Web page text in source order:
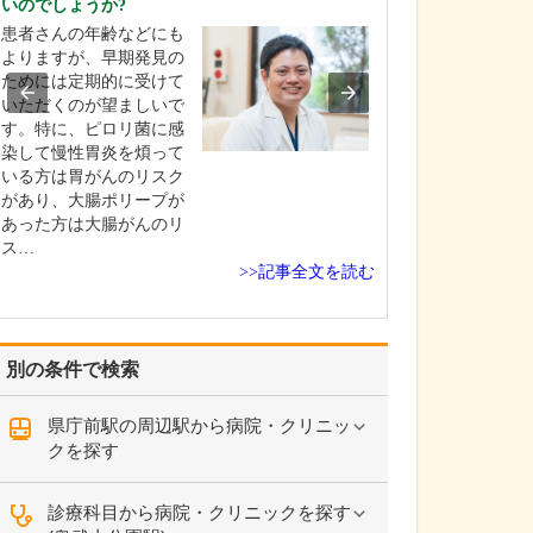
別の条件で検索
県庁前駅の周辺駅から病院・クリニッ
クを探す
診療科目から病院・クリニックを探す
いのでしょうか?
患者さんの年齢などにも
よりますが、早期発見の
ためには定期的に受けて
いただくのが望ましいで
す。特に、ピロリ菌に感
染して慢性胃炎を煩って
いる方は胃がんのリスク
があり、大腸ポリープが
あった方は大腸がんのリ
ス…
>>記事全文を読む